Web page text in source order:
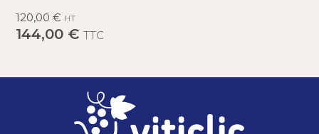
120,00 € HT
144,00 € TTC